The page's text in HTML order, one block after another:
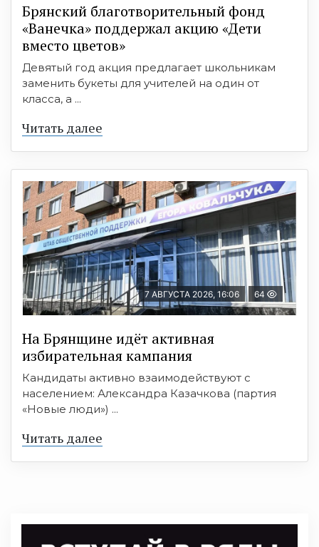
Брянский благотворительный фонд
«Ванечка» поддержал акцию «Дети
вместо цветов»
Девятый год акция предлагает школьникам
заменить букеты для учителей на один от
класса, а ...
Читать далее
7 АВГУСТА 2026, 16:06 64
На Брянщине идёт активная
избирательная кампания
Кандидаты активно взаимодействуют с
населением: Александра Казачкова (партия
«Новые люди») ...
Читать далее